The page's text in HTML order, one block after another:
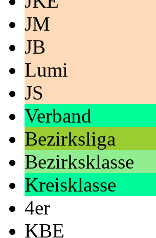
JM
JB
Lumi
JS
Verband
Bezirksliga
Bezirksklasse
Kreisklasse
4er
KBE